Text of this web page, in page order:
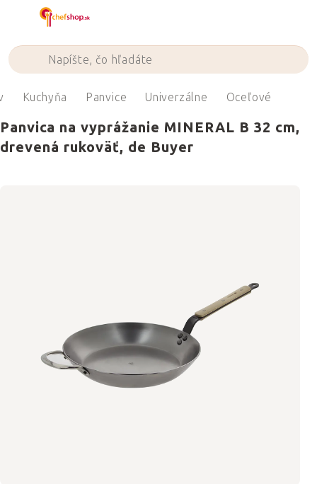
Kuchyňa Panvice Univerzálne Oceľové
Panvica na vyprážanie MINERAL B 32 cm,
drevená rukoväť, de Buyer